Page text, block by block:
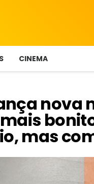
CINEMA
nova
mas